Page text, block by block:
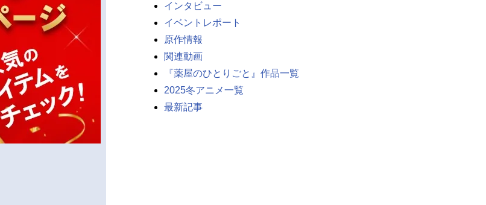
インタビュー
イベントレポート
原作情報
関連動画
『薬屋のひとりごと』作品一覧
2025冬アニメ一覧
最新記事